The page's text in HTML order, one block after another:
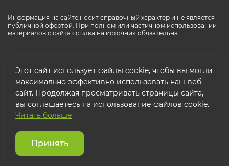
Информация на сайте носит справочный характер и не является
публичной офертой. При полном или частичном использовании
материалов с сайта ссылка на источник обязательна.
© 2026 ООО "ФТК РОСТР"
Защита персональных данных
Использование cookies
Этот сайт использует файлы cookie, чтобы вы могли
максимально эффективно использовать наш веб-
сайт. Продолжая просматривать страницы сайта,
вы соглашаетесь на использование файлов cookie.
Читать больше
Принять